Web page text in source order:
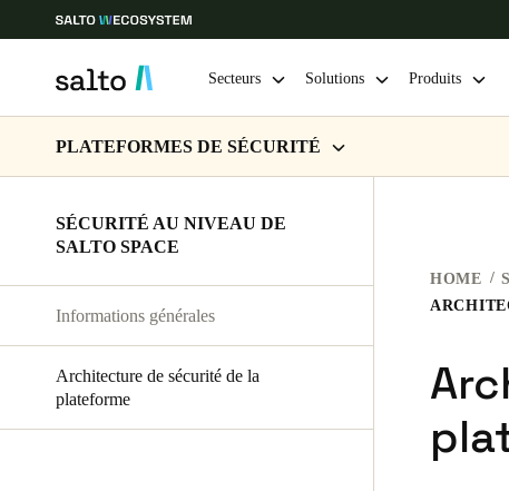
Global Europe
Germany
Deutsch
Secteurs Solutions Produits
PLATEFORMES DE SÉCURITÉ
SÉCURITÉ CHEZ SALTO KS
SÉCURITÉ AU NIVEAU DE SALTO SPACE
SÉCURITÉ AU NIVEAU DE
SALTO SPACE
Informations générales
Architecture de sécurité de la
plateforme
HOME